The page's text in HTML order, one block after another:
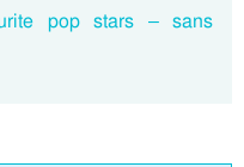
pop stars – sans